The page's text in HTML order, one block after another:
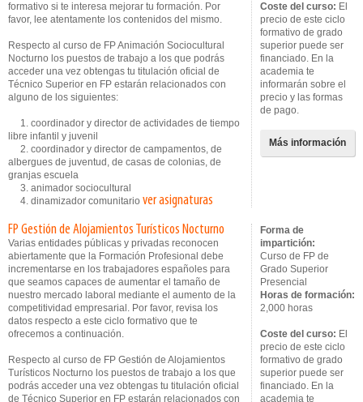
formativo si te interesa mejorar tu formación. Por
favor, lee atentamente los contenidos del mismo.
Respecto al curso de FP Animación Sociocultural
Nocturno los puestos de trabajo a los que podrás
acceder una vez obtengas tu titulación oficial de
Técnico Superior en FP estarán relacionados con
alguno de los siguientes:
1. coordinador y director de actividades de tiempo
libre infantil y juvenil
2. coordinador y director de campamentos, de
albergues de juventud, de casas de colonias, de
granjas escuela
3. animador sociocultural
4. dinamizador comunitario ver asignaturas
Coste del curso: El
precio de este ciclo
formativo de grado
superior puede ser
financiado. En la
academia te
informarán sobre el
precio y las formas
de pago.
Más información
FP Gestión de Alojamientos Turísticos Nocturno
Varias entidades públicas y privadas reconocen
abiertamente que la Formación Profesional debe
incrementarse en los trabajadores españoles para
que seamos capaces de aumentar el tamaño de
nuestro mercado laboral mediante el aumento de la
competitividad empresarial. Por favor, revisa los
datos respecto a este ciclo formativo que te
ofrecemos a continuación.
Respecto al curso de FP Gestión de Alojamientos
Turísticos Nocturno los puestos de trabajo a los que
podrás acceder una vez obtengas tu titulación oficial
de Técnico Superior en FP estarán relacionados con
Forma de
impartición:
Curso de FP de
Grado Superior
Presencial
Horas de formación:
2,000 horas
Coste del curso: El
precio de este ciclo
formativo de grado
superior puede ser
financiado. En la
academia te